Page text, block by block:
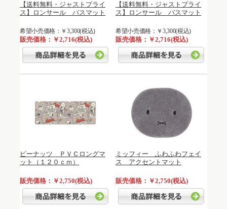
【送料無料・ジャストプライ
ス】ロンサール バスマット
希望小売価格：￥3,300(税込)
販売価格：￥2,716(税込)
【送料無料・ジャストプライ
ス】ロンサール バスマット
希望小売価格：￥3,300(税込)
販売価格：￥2,716(税込)
ピーナッツ ＰＶＣロングマ
ット（１２０ｃｍ）
販売価格：￥2,750(税込)
ミッフィー ふわふわフェイ
ス アクセントマット
販売価格：￥2,750(税込)